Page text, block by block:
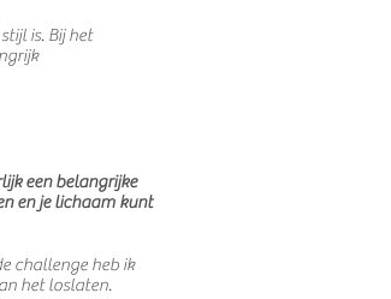
is. Bij het
een belangrijke
en je lichaam kunt
challenge heb ik
het loslaten.